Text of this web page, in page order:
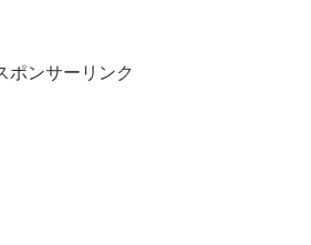
ポンサーリンク